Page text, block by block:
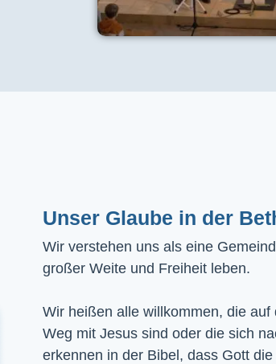
Unser Glaube in der
Wir verstehen uns als eine
großer Weite und Freiheit leben.
Wir heißen alle willkommen, die
Weg mit Jesus sind oder die sich
erkennen in der Bibel, dass Gott